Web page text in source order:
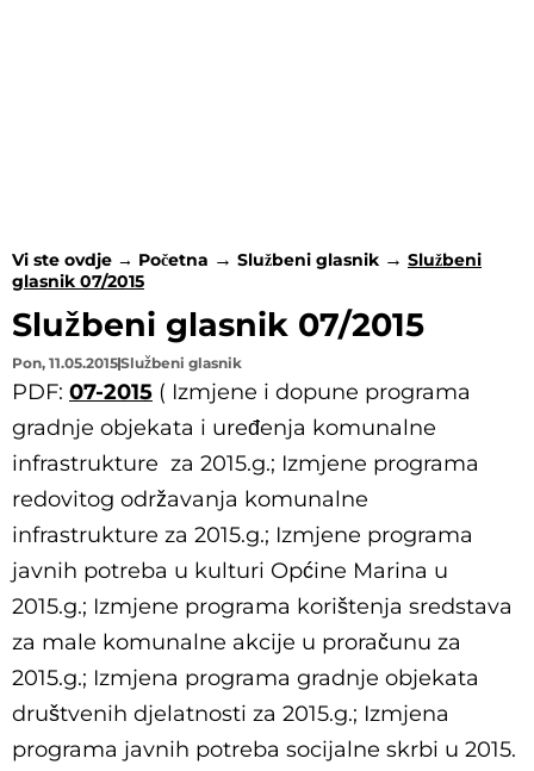
Vi ste ovdje → Početna Službeni glasnik
Službeni
glasnik 07/2015
Službeni glasnik 07/2015
Pon, 11.05.2015Službeni glasnik
PDF: 07-2015 ( Izmjene i dopune programa
gradnje objekata i uređenja komunalne
infrastrukture za 2015.g.; Izmjene programa
redovitog održavanja komunalne
infrastrukture za 2015.g.; Izmjene programa
javnih potreba u kulturi Općine Marina u
2015.g.; Izmjene programa korištenja sredstava
za male komunalne akcije u proračunu za
2015.g.; Izmjena programa gradnje objekata
društvenih djelatnosti za 2015.g.; Izmjena
programa javnih potreba socijalne skrbi u 2015.